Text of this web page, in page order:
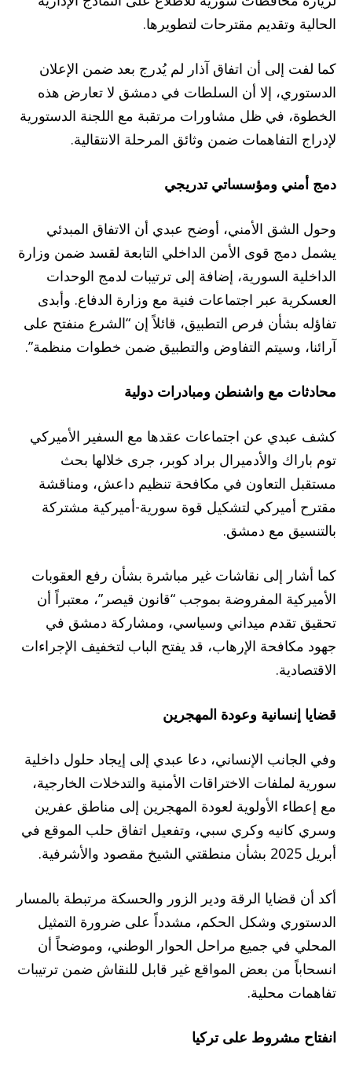
الحالية وتقديم مقترحات لتطويرها.
كما لفت إلى أن اتفاق آذار لم يُدرج بعد ضمن الإعلان
الدستوري، إلا أن السلطات في دمشق لا تعارض هذه
الخطوة، في ظل مشاورات مرتقبة مع اللجنة الدستورية
لإدراج التفاهمات ضمن وثائق المرحلة الانتقالية.
دمج أمني ومؤسساتي تدريجي
وحول الشق الأمني، أوضح عبدي أن الاتفاق المبدئي
يشمل دمج قوى الأمن الداخلي التابعة لقسد ضمن وزارة
الداخلية السورية، إضافة إلى ترتيبات لدمج الوحدات
العسكرية عبر اجتماعات فنية مع وزارة الدفاع. وأبدى
تفاؤله بشأن فرص التطبيق، قائلاً إن “الشرع منفتح على
آرائنا، وسيتم التفاوض والتطبيق ضمن خطوات منظمة”.
محادثات مع واشنطن ومبادرات دولية
كشف عبدي عن اجتماعات عقدها مع السفير الأميركي
توم باراك والأدميرال براد كوبر، جرى خلالها بحث
مستقبل التعاون في مكافحة تنظيم داعش، ومناقشة
مقترح أميركي لتشكيل قوة سورية-أميركية مشتركة
بالتنسيق مع دمشق.
كما أشار إلى نقاشات غير مباشرة بشأن رفع العقوبات
الأميركية المفروضة بموجب “قانون قيصر”، معتبراً أن
تحقيق تقدم ميداني وسياسي، ومشاركة دمشق في
جهود مكافحة الإرهاب، قد يفتح الباب لتخفيف الإجراءات
الاقتصادية.
قضايا إنسانية وعودة المهجرين
وفي الجانب الإنساني، دعا عبدي إلى إيجاد حلول داخلية
سورية لملفات الاختراقات الأمنية والتدخلات الخارجية،
مع إعطاء الأولوية لعودة المهجرين إلى مناطق عفرين
وسري كانيه وكري سبي، وتفعيل اتفاق حلب الموقع في
أبريل 2025 بشأن منطقتي الشيخ مقصود والأشرفية.
أكد أن قضايا الرقة ودير الزور والحسكة مرتبطة بالمسار
الدستوري وشكل الحكم، مشدداً على ضرورة التمثيل
المحلي في جميع مراحل الحوار الوطني، وموضحاً أن
انسحاباً من بعض المواقع غير قابل للنقاش ضمن ترتيبات
تفاهمات محلية.
انفتاح مشروط على تركيا